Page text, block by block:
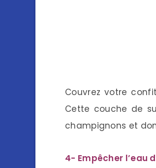
Couvrez votre
Cette couche de
champignons et
4- Empêcher l’eau